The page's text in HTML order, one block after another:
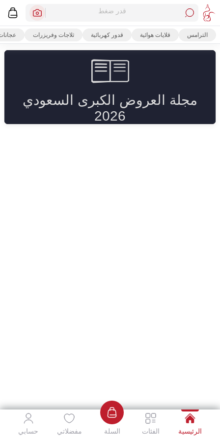
قدر ضغط
الترامس قلايات هوائية قدور كهربائية ثلاجات وفريزرات
الرئيسية الفئات السلة مفضلاتي حسابي